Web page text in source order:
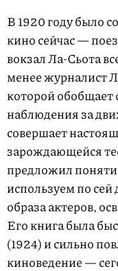
В 1920 году было
кино сейчас —
вокзал Ла-Сьота
менее журналист
которой обобщает
наблюдения за
совершает
зарождающейся
предложил
используем по
образа актеров,
Его книга была
(1924) и сильно
киноведение —